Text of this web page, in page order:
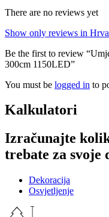
There are no reviews yet
Show only reviews in
Be the first to review
300cm 1150LED”
You must be logged in to
Kalkulatori
Izračunajte
trebate za svoje
Dekoracija
Osvjetljenje